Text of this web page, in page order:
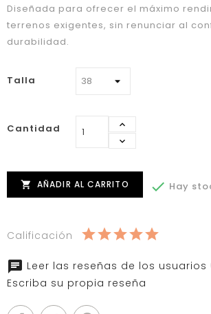
Diseñada para ofrecer el máximo
terrenos exigentes, sin renunciar al
durabilidad.
Talla
Cantidad
 AÑADIR AL CARRITO  Hay
Calificación
Leer las reseñas de los usuarios
Escriba su propia reseña